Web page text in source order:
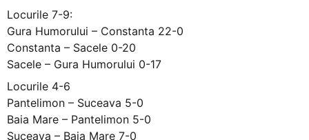
Locurile 7-9:
Gura Humorului – Constanta 22-0
Constanta – Sacele 0-20
Sacele – Gura Humorului 0-17
Locurile 4-6
Pantelimon – Suceava 5-0
Baia Mare – Pantelimon 5-0
Suceava – Baia Mare 7-0